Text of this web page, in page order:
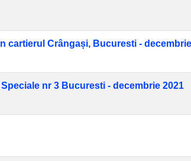
cartierul Crângași, Bucuresti -
nr 3 Bucuresti - decembrie 2021